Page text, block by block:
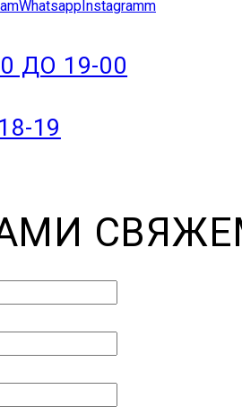
WhatsappInstagramm
ДО 19-00
19